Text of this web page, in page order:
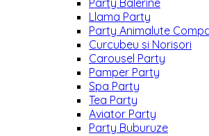
Party Balerine
Llama Party
Party Animalute
Curcubeu si Norisori
Carousel Party
Pamper Party
Spa Party
Tea Party
Aviator Party
Party Buburuze